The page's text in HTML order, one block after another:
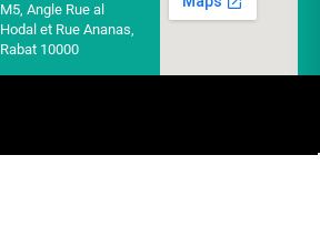
M5, Angle Rue al
Hodal et Rue Ananas,
Rabat 10000